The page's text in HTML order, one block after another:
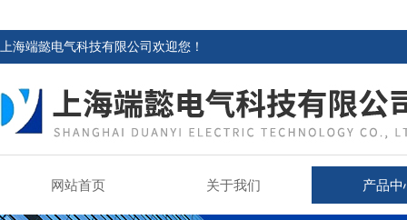
上海端懿电气科技有限公司欢迎您！
网站首页 关于我们 产品中